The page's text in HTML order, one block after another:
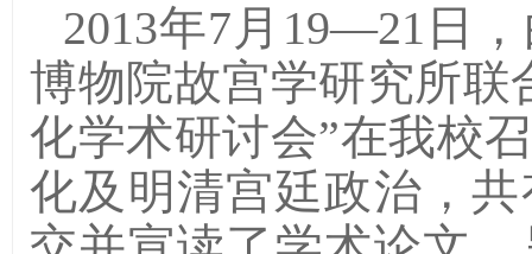
2013年7月19—21日
博物院故宫学研究所联
化学术研讨会”在我校
化及明清宫廷政治，